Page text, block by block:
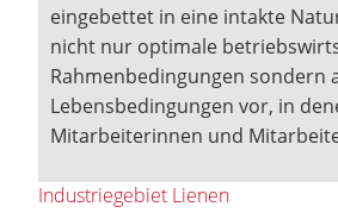
eingebettet in eine intakte
nicht nur optimale
Rahmenbedingungen sondern
Lebensbedingungen vor, in
Mitarbeiterinnen und
Industriegebiet Lienen